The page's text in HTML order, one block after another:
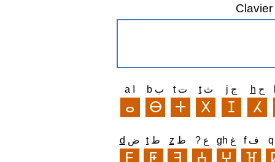
b ب t ت t ث j ج h ح
d ض t ط z ظ ? ع gh غ f ف